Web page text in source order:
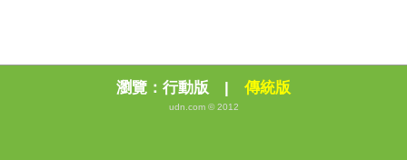
瀏覽： 行動版 傳統版
udn.com © 2012